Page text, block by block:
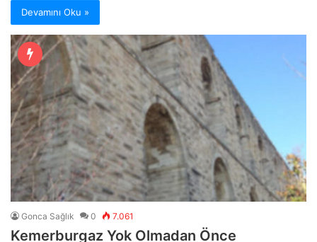
Devamını Oku »
Gonca Sağlık 0 7.061
Kemerburgaz Yok Olmadan Önce